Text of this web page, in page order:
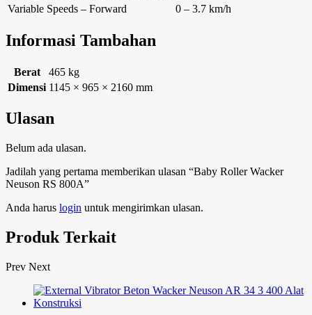
Variable Speeds – Forward
0 – 3.7 km/h
Informasi Tambahan
Berat
465 kg
Dimensi 1145 × 965 × 2160 mm
Ulasan
Belum ada ulasan.
Jadilah yang pertama memberikan ulasan “Baby Roller Wacker
Neuson RS 800A”
Anda harus login untuk mengirimkan ulasan.
Produk Terkait
Prev Next